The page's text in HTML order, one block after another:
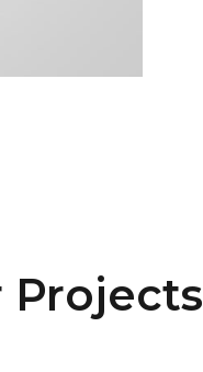
Projects